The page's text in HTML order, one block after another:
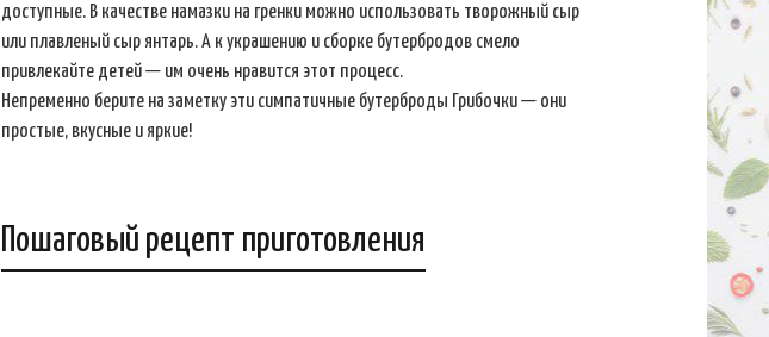
доступные. В качестве намазки на гренки можно использовать творожный сыр
или плавленый сыр янтарь. А к украшению и сборке бутербродов смело
привлекайте детей — им очень нравится этот процесс.
Непременно берите на заметку эти симпатичные бутерброды Грибочки — они
простые, вкусные и яркие!
Пошаговый рецепт приготовления